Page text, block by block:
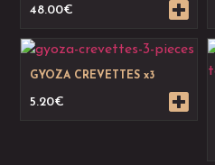
48.00€
GYOZA CREVETTES x3
5.20€